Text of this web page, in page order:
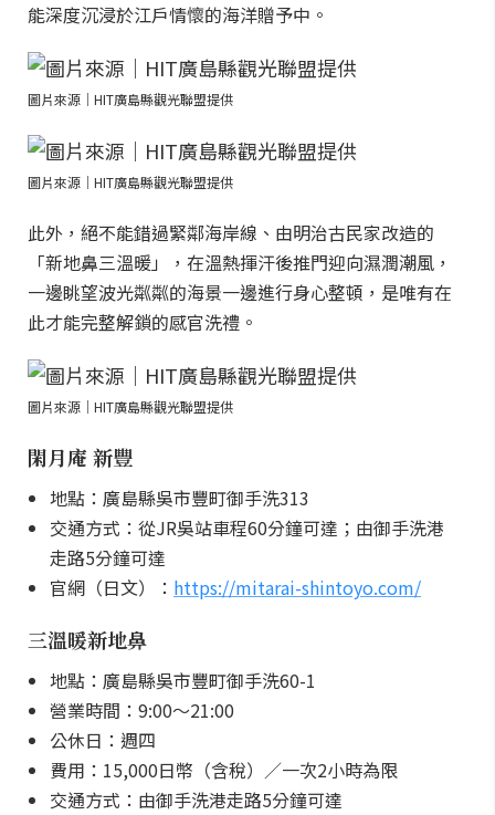
能深度沉浸於江戶情懷的海洋贈予中。
圖片來源｜HIT廣島縣觀光聯盟提供
圖片來源｜HIT廣島縣觀光聯盟提供
此外，絕不能錯過緊鄰海岸線、由明治古民家改造的
「新地鼻三溫暖」，在溫熱揮汗後推門迎向濕潤潮風，
一邊眺望波光粼粼的海景一邊進行身心整頓，是唯有在
此才能完整解鎖的感官洗禮。
圖片來源｜HIT廣島縣觀光聯盟提供
閑月庵 新豐
地點：廣島縣吳市豐町御手洗313
交通方式：從JR吳站車程60分鐘可達；由御手洗港
走路5分鐘可達
官網（日文）： https://mitarai-shintoyo.com/
三溫暖新地鼻
地點：廣島縣吳市豐町御手洗60-1
營業時間：9:00～21:00
公休日：週四
費用：15,000日幣（含稅）／一次2小時為限
交通方式：由御手洗港走路5分鐘可達